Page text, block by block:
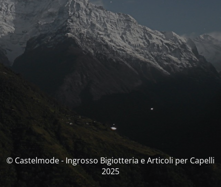
© Castelmode - Ingrosso Bigiotteria e Articoli per Capelli
2025